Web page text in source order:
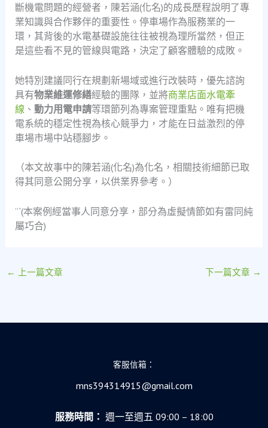
斷機電問題的經營者，陳若涵(化名)的成長歷程說明了專
業知識與合作夥伴的重要性。停車場作為服務業的一
環，其背後的水電基礎設施往往被視為理所當然，但正
是這些看不見的管線與電路，決定了顧客體驗的成敗。
她特別建議同行在規劃新場域或進行改裝時，優先諮詢
具有物業維運修繕經驗的團隊，並將商業店面水電牽
線 、 動力用電申請等環節列為專案管理重點。唯有把機
電系統的穩定性視為核心競爭力，才能在日益激烈的停
車場市場中站穩腳步。
（本文故事中的陳若涵(化名)為化名，相關技術細節已取
得其同意公開分享，以供業界參考。）
“`(本案例經當事人同意分享，部分為虛擬情節如有雷同純
屬巧合)
← 上一篇文章 下一篇文章 →
客服信箱：
mns394314915@gmail.com
服務時間： 週一至週五 09:00 – 18:00